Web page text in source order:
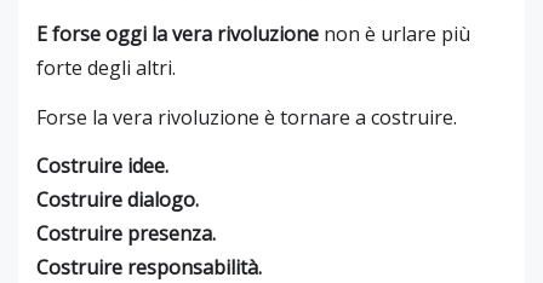
E forse oggi la vera rivoluzione non è urlare più
forte degli altri.
Forse la vera rivoluzione è tornare a costruire.
Costruire idee.
Costruire dialogo.
Costruire presenza.
Costruire responsabilità.